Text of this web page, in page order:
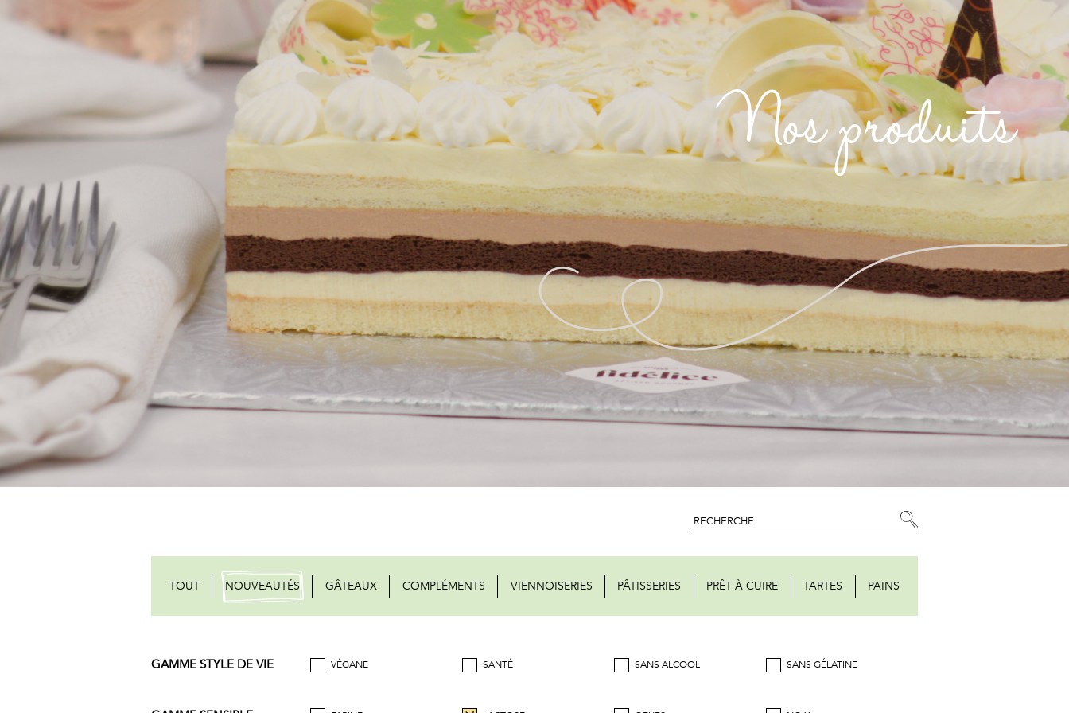
Nos produits
TOUT NOUVEAUTÉS GÂTEAUX COMPLÉMENTS VIENNOISERIES PÂTISSERIES PRÊT À CUIRE TARTES PAINS
GAMME STYLE DE VIE VÉGANE SANTÉ SANS ALCOOL SANS GÉLATINE